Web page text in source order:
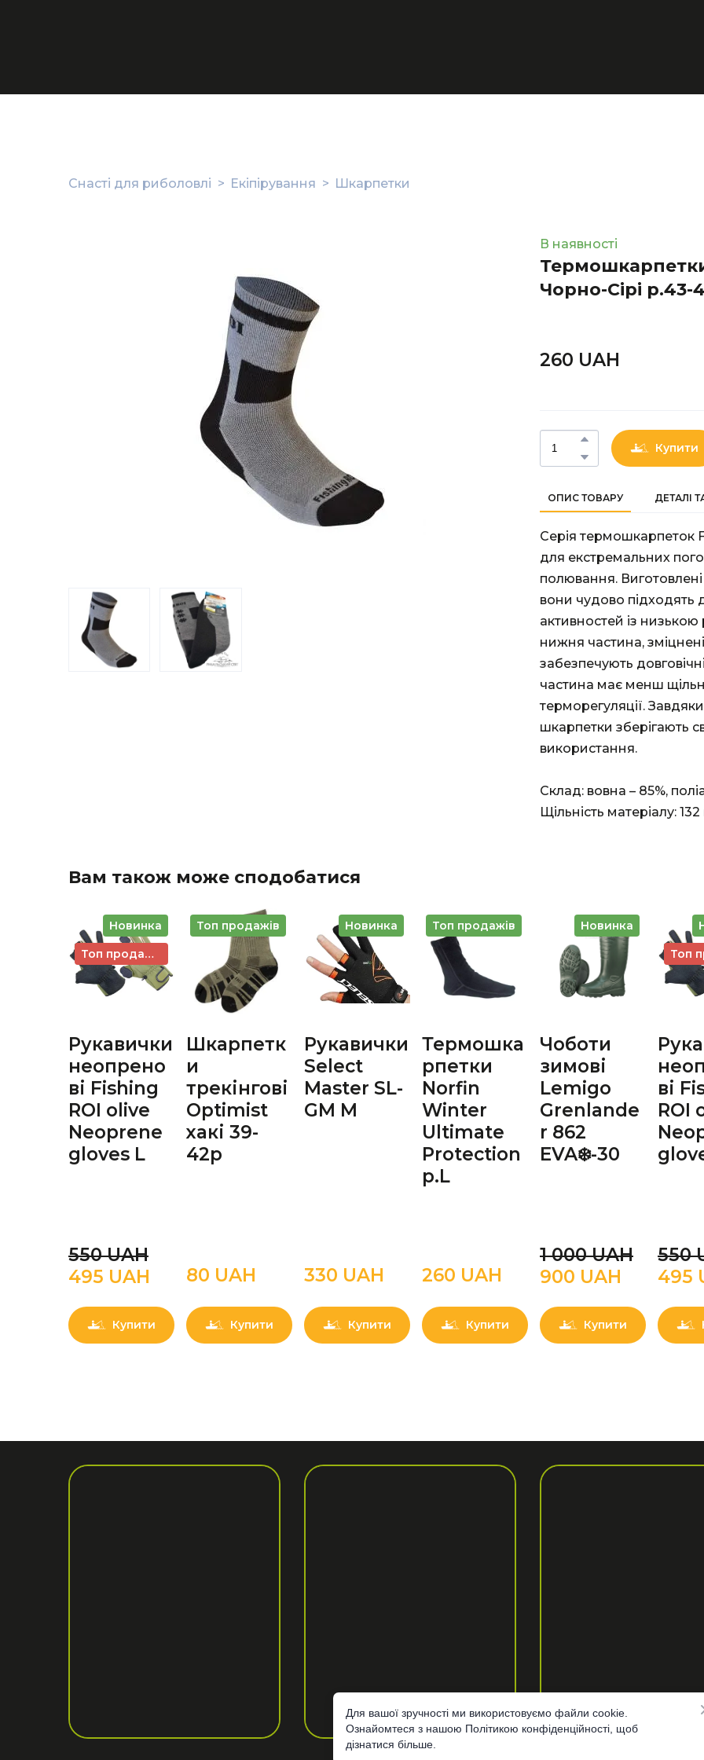
Снасті для риболовлі Екіпірування Шкарпетки
В наявності
Чорно-Сірі р.43-
260 UAН
Купити
ОПИС ТОВАРУ ДЕТАЛІ
Серія термошкарпеток
для екстремальних
полювання.
вони чудово підходять
активностей із
нижня частина,
забезпечують
частина має менш
терморегуляції.
шкарпетки зберігають
використання.
Склад: вовна – 85%,
Щільність матеріалу: 132
Вам також може сподобатися
Новинка
Топ продажів
Рукавички
неопрено
ві Fishing
ROI olive
Neoprene
gloves L
550 UAН
495 UAН
Купити
Топ продажів
Шкарпетк
и
трекінгові
Optimist
хакі 39-
42р
80 UAН
Купити
Новинка
Рукавички
Select
Master SL-
GM M
330 UAН
Купити
Топ продажів
Термошка
рпетки
Norfin
Winter
Ultimate
Protection
р.L
260 UAН
Купити
Новинка
Чоботи
зимові
Lemigo
Grenlande
r 862
EVA❄️-30
1 000 UAН
900 UAН
Купити
ві
ROI
550
495
Для вашої зручності ми використовуємо файли cookie.
Ознайомтеся з нашою Політикою конфіденційності, щоб
дізнатися більше.